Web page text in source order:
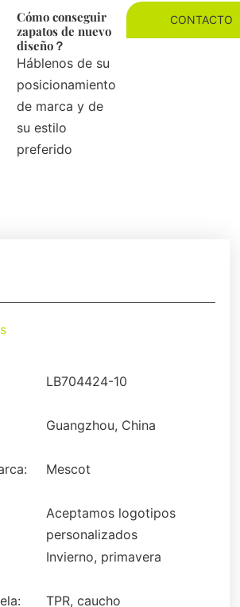
Cómo conseguir
zapatos de nuevo
diseño？
Háblenos de su
posicionamiento
de marca y de
su estilo
preferido
CONTACTO
LB704424-10
Guangzhou, China
Mescot
Aceptamos logotipos
personalizados
Invierno, primavera
TPR, caucho